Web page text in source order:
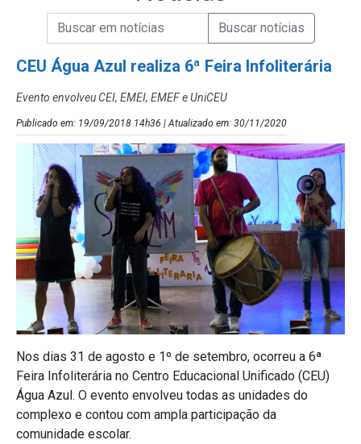
Campo de Busca de Notícias
Campo de Busca de informaçõesEnviar a Busca de Notícias
CEU Água Azul realiza 6ª Feira Infoliterária
Evento envolveu CEI, EMEI, EMEF e UniCEU
Publicado em: 19/09/2018 14h36 | Atualizado em: 30/11/2020
Nos dias 31 de agosto e 1º de setembro, ocorreu a 6ª
Feira Infoliterária no Centro Educacional Unificado (CEU)
Água Azul. O evento envolveu todas as unidades do
complexo e contou com ampla participação da
comunidade escolar.